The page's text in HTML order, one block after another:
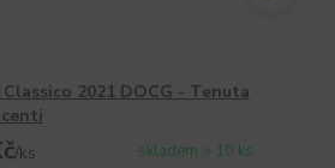
2021 DOCG - Tenuta
/ks skladem > 10 ks